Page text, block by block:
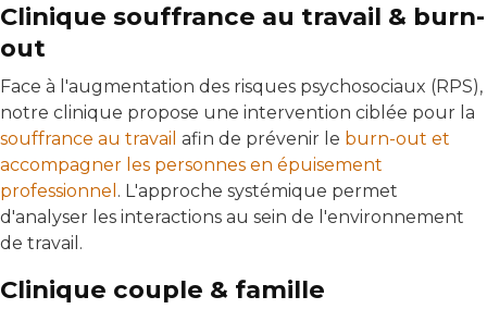
Clinique souffrance au travail & burn-
out
Face à l'augmentation des risques psychosociaux (RPS),
notre clinique propose une intervention ciblée pour la
souffrance au travail afin de prévenir le burn-out et
accompagner les personnes en épuisement
professionnel . L'approche systémique permet
d'analyser les interactions au sein de l'environnement
de travail.
Clinique couple & famille